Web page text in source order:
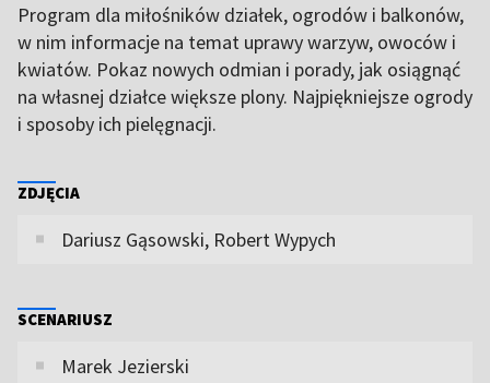
Program dla miłośników działek, ogrodów i balkonów,
w nim informacje na temat uprawy warzyw, owoców i
kwiatów. Pokaz nowych odmian i porady, jak osiągnąć
na własnej działce większe plony. Najpiękniejsze ogrody
i sposoby ich pielęgnacji.
ZDJĘCIA
Dariusz Gąsowski, Robert Wypych
SCENARIUSZ
Marek Jezierski